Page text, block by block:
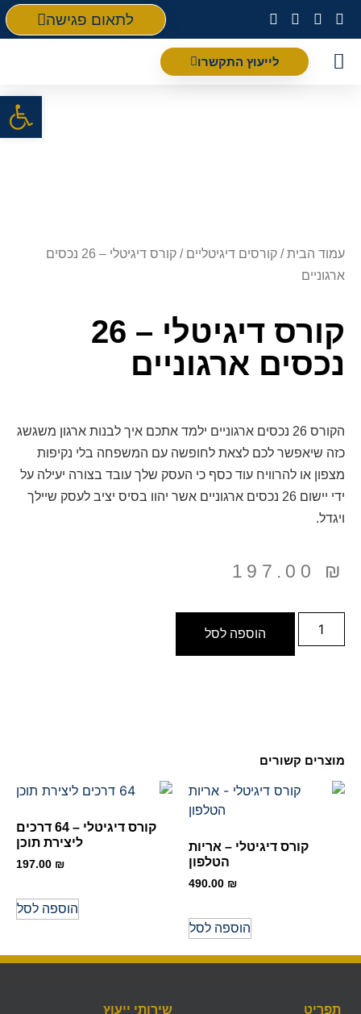
לתאום פגישה
לייעוץ התקשרו
עמוד הבית/ קורסים דיגיטליים
/ קורס דיגיטלי – 26 נכסים
ארגוניים
קורס דיגיטלי – 26
נכסים ארגוניים
הקורס 26 נכסים ארגוניים ילמד אתכם איך לבנות ארגון משגשג
כזה שיאפשר לכם לצאת לחופשה עם המשפחה בלי נקיפות
מצפון או להרוויח עוד כסף כי העסק שלך עובד בצורה יעילה על
ידי יישום 26 נכסים ארגוניים אשר יהוו בסיס יציב לעסק שיילך
ויגדל.
197.00 ₪
הוספה לסל
מוצרים קשורים
קורס דיגיטלי – אריות
הטלפון
490.00 ₪
הוספה לסל
קורס דיגיטלי – 64 דרכים
ליצירת תוכן
197.00 ₪
הוספה לסל
תפריט שירותי ייעוץ
פתח